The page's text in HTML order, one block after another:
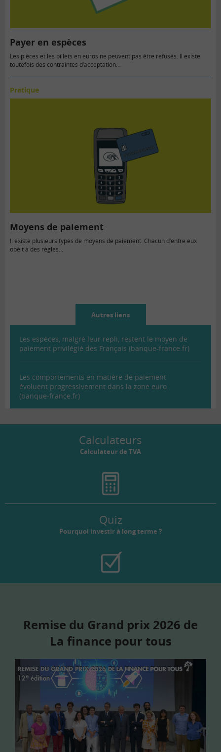
Payer en espèces
Les pièces et les billets en euros ne peuvent pas être refusés. Il existe
toutefois des contraintes d’acceptation…
Pratique
Moyens de paiement
Il existe plusieurs types de moyens de paiement. Chacun d’entre eux
obéit à des règles...
Autres liens
Les espèces, malgré leur repli, restent le moyen de
paiement privilégié des Français (banque-france.fr)
Les comportements en matière de paiement
évoluent progressivement dans la zone euro
(banque-france.fr)
Calculateurs
Calculateur de TVA
Quiz
Pourquoi investir à long terme ?
Remise du Grand prix 2026 de
La finance pour tous